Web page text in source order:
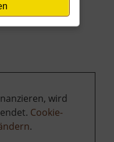
wird
Cookie-
.